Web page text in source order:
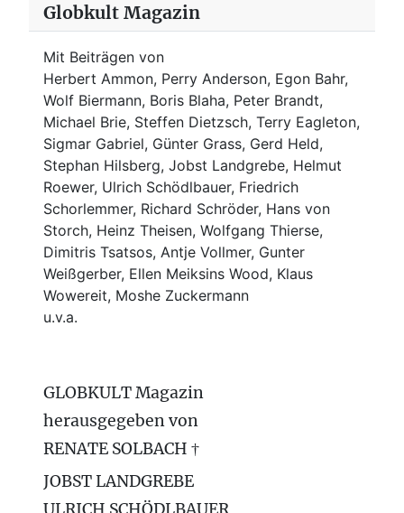
Globkult Magazin
Mit Beiträgen von
Herbert Ammon, Perry Anderson, Egon Bahr,
Wolf Biermann, Boris Blaha, Peter Brandt,
Michael Brie, Steffen Dietzsch, Terry Eagleton,
Sigmar Gabriel, Günter Grass, Gerd Held,
Stephan Hilsberg, Jobst Landgrebe, Helmut
Roewer, Ulrich Schödlbauer, Friedrich
Schorlemmer, Richard Schröder, Hans von
Storch, Heinz Theisen, Wolfgang Thierse,
Dimitris Tsatsos, Antje Vollmer, Gunter
Weißgerber, Ellen Meiksins Wood, Klaus
Wowereit, Moshe Zuckermann
u.v.a.
GLOBKULT Magazin
herausgegeben von
RENATE SOLBACH †
JOBST LANDGREBE